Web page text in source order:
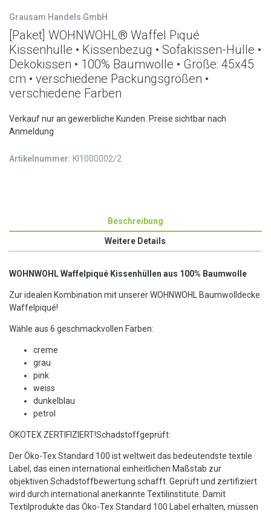
Grausam Handels GmbH
[Paket] WOHNWOHL® Waffel Piqué
Kissenhülle • Kissenbezug • Sofakissen-Hülle •
Dekokissen • 100% Baumwolle • Größe: 45x45
cm • verschiedene Packungsgrößen •
verschiedene Farben
Verkauf nur an gewerbliche Kunden. Preise sichtbar nach
Anmeldung
Artikelnummer: KI1000002/2
Beschreibung
Weitere Details
WOHNWOHL Waffelpiqué Kissenhüllen aus 100% Baumwolle
Zur idealen Kombination mit unserer WOHNWOHL Baumwolldecke
Waffelpiqué!
Wähle aus 6 geschmackvollen Farben:
creme
grau
pink
weiss
dunkelblau
petrol
ÖKOTEX ZERTIFIZIERT!Schadstoffgeprüft:
Der Öko-Tex Standard 100 ist weltweit das bedeutendste textile
Label, das einen international einheitlichen Maßstab zur
objektiven Schadstoffbewertung schafft. Geprüft und zertifiziert
wird durch international anerkannte Textilinstitute. Damit
Textilprodukte das Öko-Tex Standard 100 Label erhalten, müssen